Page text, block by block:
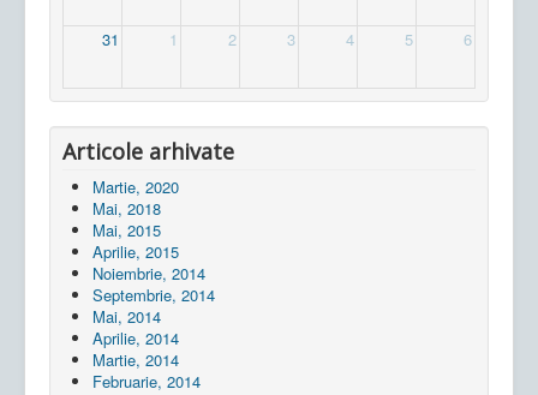
31 1 2 3 4 5 6
Articole arhivate
Martie, 2020
Mai, 2018
Mai, 2015
Aprilie, 2015
Noiembrie, 2014
Septembrie, 2014
Mai, 2014
Aprilie, 2014
Martie, 2014
Februarie, 2014